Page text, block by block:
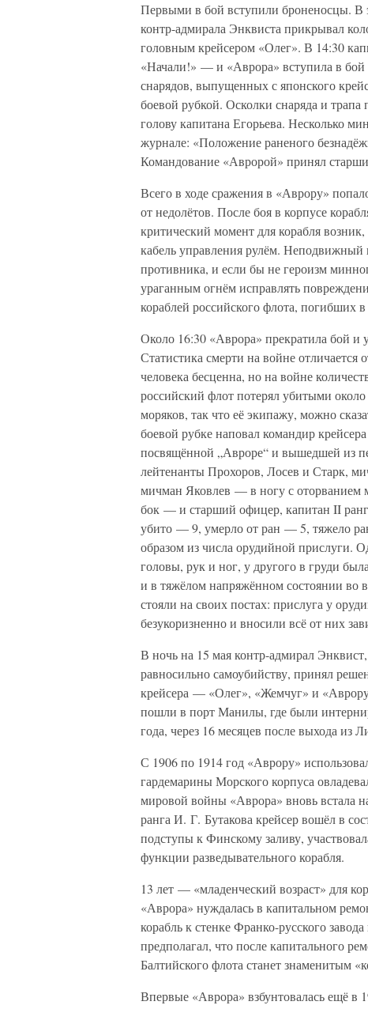
Первыми в бой вступили броненосцы. В
контр-адмирала Энквиста прикрывал
головным крейсером «Олег». В 14:30
«Начали!» — и «Аврора» вступила в бой
снарядов, выпущенных с японского
боевой рубкой. Осколки снаряда и
голову капитана Егорьева. Несколько
журнале: «Положение раненого
Командование «Авророй» принял
Всего в ходе сражения в «Аврору»
от недолётов. После боя в корпусе
критический момент для корабля
кабель управления рулём. Неподвижный
противника, и если бы не героизм
ураганным огнём исправлять
кораблей российского флота, погибших
Около 16:30 «Аврора» прекратила бой и
Статистика смерти на войне
человека бесценна, но на войне
российский флот потерял убитыми
моряков, так что её экипажу, можно
боевой рубке наповал командир
посвящённой „Авроре“ и вышедшей из
лейтенанты Прохоров, Лосев и Старк,
мичман Яковлев — в ногу с оторванием
бок — и старший офицер, капитан II
убито — 9, умерло от ран — 5, тяжело
образом из числа орудийной прислуги.
головы, рук и ног, у другого в груди
и в тяжёлом напряжённом состоянии во
стояли на своих постах: прислуга у
безукоризненно и вносили всё от них
В ночь на 15 мая контр-адмирал
равносильно самоубийству, принял
крейсера — «Олег», «Жемчуг» и
пошли в порт Манилы, где были
года, через 16 месяцев после выхода из
С 1906 по 1914 год «Аврору»
гардемарины Морского корпуса
мировой войны «Аврора» вновь встала
ранга И. Г. Бутакова крейсер вошёл в
подступы к Финскому заливу,
функции разведывательного корабля.
13 лет — «младенческий возраст» для
«Аврора» нуждалась в капитальном
корабль к стенке Франко-русского
предполагал, что после капитального
Балтийского флота станет знаменитым
Впервые «Аврора» взбунтовалась ещё в